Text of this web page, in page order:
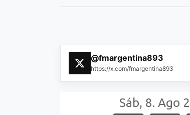
@fmargentina893
https://x.com/fmargentina893